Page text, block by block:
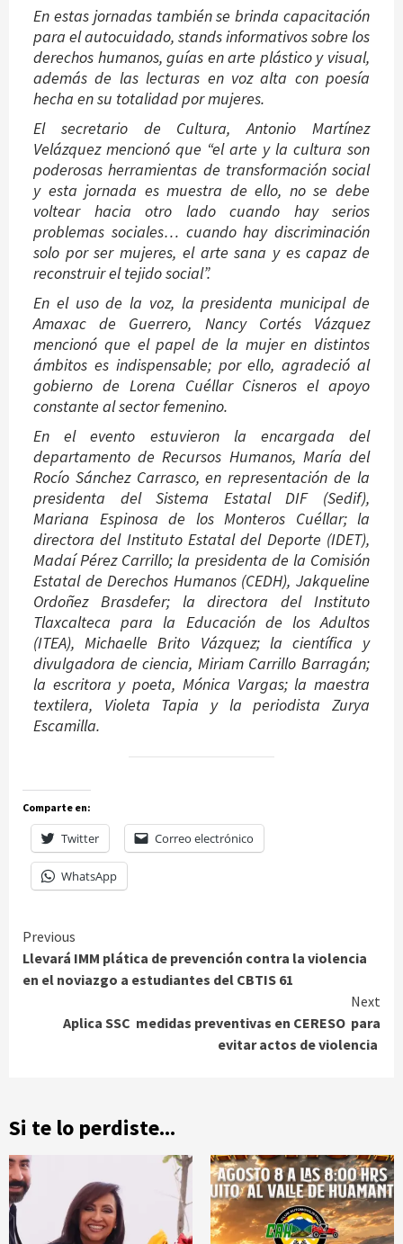
En estas jornadas también se brinda capacitación
para el autocuidado, stands informativos sobre los
derechos humanos, guías en arte plástico y visual,
además de las lecturas en voz alta con poesía
hecha en su totalidad por mujeres.
El secretario de Cultura, Antonio Martínez
Velázquez mencionó que “el arte y la cultura son
poderosas herramientas de transformación social
y esta jornada es muestra de ello, no se debe
voltear hacia otro lado cuando hay serios
problemas sociales… cuando hay discriminación
solo por ser mujeres, el arte sana y es capaz de
reconstruir el tejido social”.
En el uso de la voz, la presidenta municipal de
Amaxac de Guerrero, Nancy Cortés Vázquez
mencionó que el papel de la mujer en distintos
ámbitos es indispensable; por ello, agradeció al
gobierno de Lorena Cuéllar Cisneros el apoyo
constante al sector femenino.
En el evento estuvieron la encargada del
departamento de Recursos Humanos, María del
Rocío Sánchez Carrasco, en representación de la
presidenta del Sistema Estatal DIF (Sedif),
Mariana Espinosa de los Monteros Cuéllar; la
directora del Instituto Estatal del Deporte (IDET),
Madaí Pérez Carrillo; la presidenta de la Comisión
Estatal de Derechos Humanos (CEDH), Jakqueline
Ordoñez Brasdefer; la directora del Instituto
Tlaxcalteca para la Educación de los Adultos
(ITEA), Michaelle Brito Vázquez; la científica y
divulgadora de ciencia, Miriam Carrillo Barragán;
la escritora y poeta, Mónica Vargas; la maestra
textilera, Violeta Tapia y la periodista Zurya
Escamilla.
Comparte en:
Twitter Correo electrónico
WhatsApp
Continue
Reading
Previous
Llevará IMM plática de prevención contra la violencia
en el noviazgo a estudiantes del CBTIS 61
Next
Aplica SSC medidas preventivas en CERESO para
evitar actos de violencia
Si te lo perdiste...